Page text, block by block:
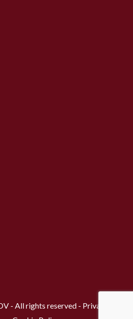
- All rights reserved - Privacy